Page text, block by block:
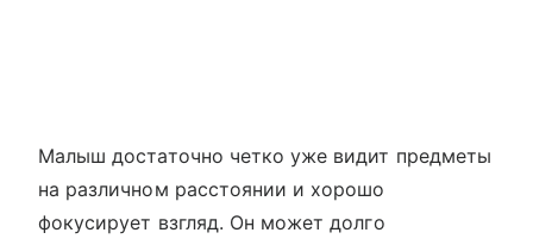
Малыш достаточно четко уже видит предметы
на различном расстоянии и хорошо
фокусирует взгляд. Он может долго